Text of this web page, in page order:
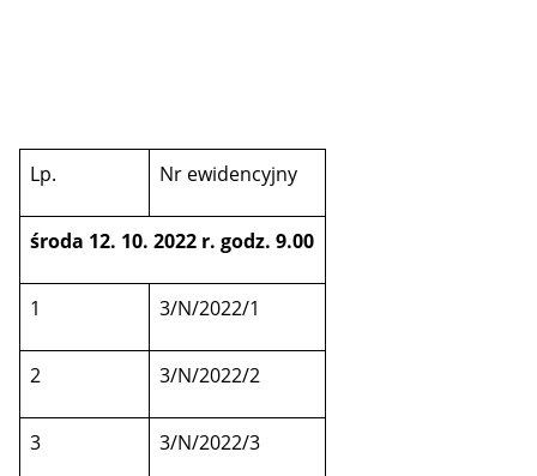
Lp. Nr ewidencyjny
środa 12. 10. 2022 r. godz. 9.00
1 3/N/2022/1
2 3/N/2022/2
3 3/N/2022/3